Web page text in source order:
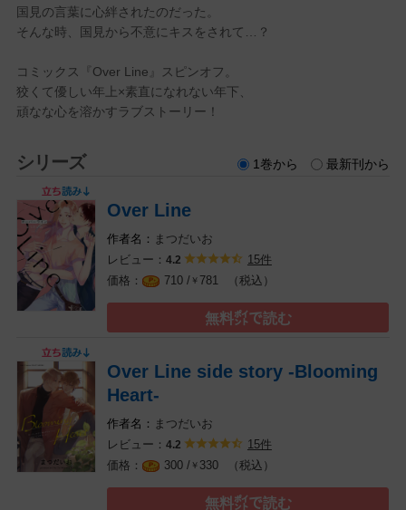
国見の言葉に心絆されたのだった。
そんな時、国見から不意にキスをされて…？
コミックス『Over Line』スピンオフ。
狡くて優しい年上×素直になれない年下、
頑なな心を溶かすラブストーリー！
シリーズ 1巻から 最新刊から
Over Line
まつだいお
レビュー： 4.2
15件
710 / ￥ 781 （税込）
無料㌽で読む
Over Line side story -Blooming
Heart-
まつだいお
レビュー： 4.2
15件
300 / ￥ 330 （税込）
無料㌽で読む